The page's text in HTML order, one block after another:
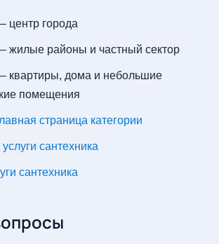
центр города
жилые районы и частный сектор
квартиры, дома и небольшие
помещения
страница категории
сантехника
сантехника